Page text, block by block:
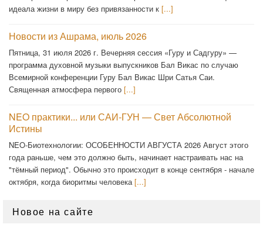
идеала жизни в миру без привязанности к [...]
Новости из Ашрама, июль 2026
Пятница, 31 июля 2026 г. Вечерняя сессия «Гуру и Садгуру» —
программа духовной музыки выпускников Бал Викас по случаю
Всемирной конференции Гуру Бал Викас Шри Сатья Саи.
Священная атмосфера первого [...]
NEO практики... или САИ-ГУН — Свет Абсолютной
Истины
NEO-Биотехнологии: ОСОБЕННОСТИ АВГУСТА 2026 Август этого
года раньше, чем это должно быть, начинает настраивать нас на
"тёмный период". Обычно это происходит в конце сентября - начале
октября, когда биоритмы человека [...]
Новое на сайте